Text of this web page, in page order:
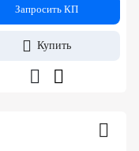
Запросить КП
Купить